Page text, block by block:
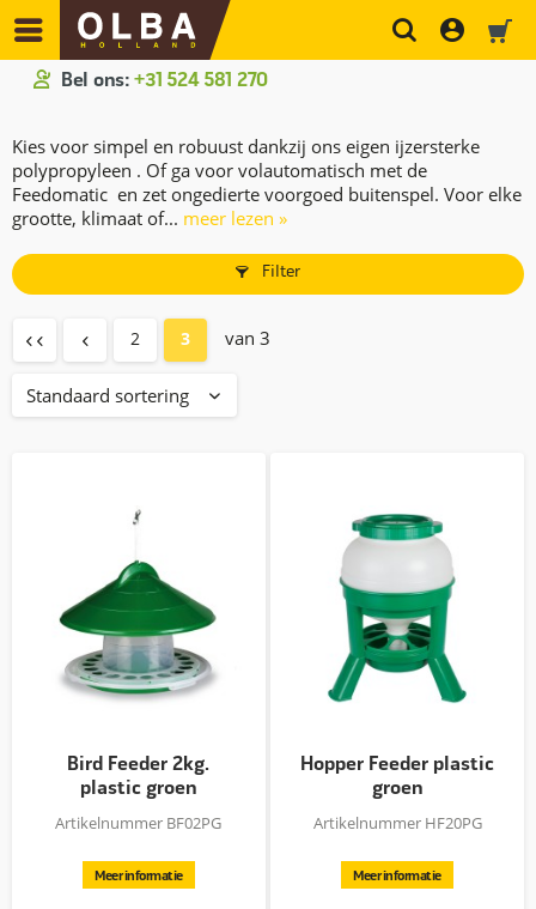
Bel ons: +31 524 581 270
Kies voor simpel en robuust dankzij ons eigen ijzersterke
polypropyleen . Of ga voor volautomatisch met de
Feedomatic en zet ongedierte voorgoed buitenspel. Voor elke
grootte, klimaat of... meer lezen »
Filter
2 3 van 3
Bird Feeder 2kg.
plastic groen
Artikelnummer BF02PG
Meer informatie
Hopper Feeder plastic
groen
Artikelnummer HF20PG
Meer informatie